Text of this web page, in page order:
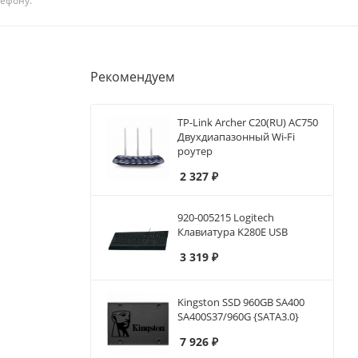
Рекомендуем
TP-Link Archer C20(RU) AC750
Двухдиапазонный Wi-Fi
роутер
2 327 ₽
920-005215 Logitech
Клавиатура K280E USB
3 319 ₽
Kingston SSD 960GB SA400
SA400S37/960G {SATA3.0}
7 926 ₽